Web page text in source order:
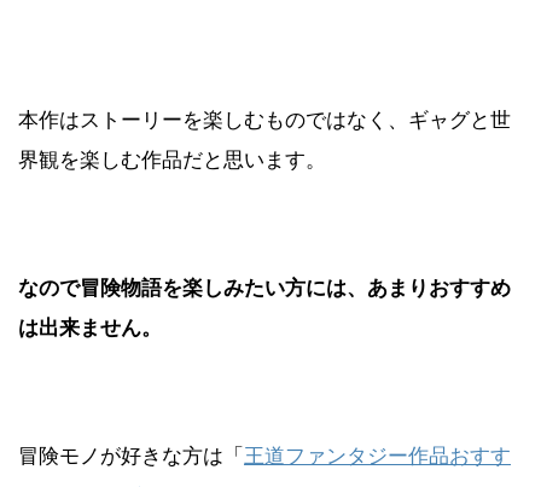
本作はストーリーを楽しむものではなく、ギャグと世
界観を楽しむ作品だと思います。
なので冒険物語を楽しみたい方には、あまりおすすめ
は出来ません。
冒険モノが好きな方は「 王道ファンタジー作品おすす